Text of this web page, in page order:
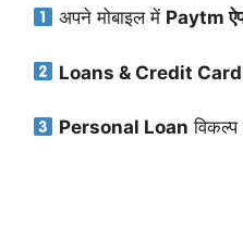
अपने मोबाइल में Paytm
Loans & Credit
Personal Loan